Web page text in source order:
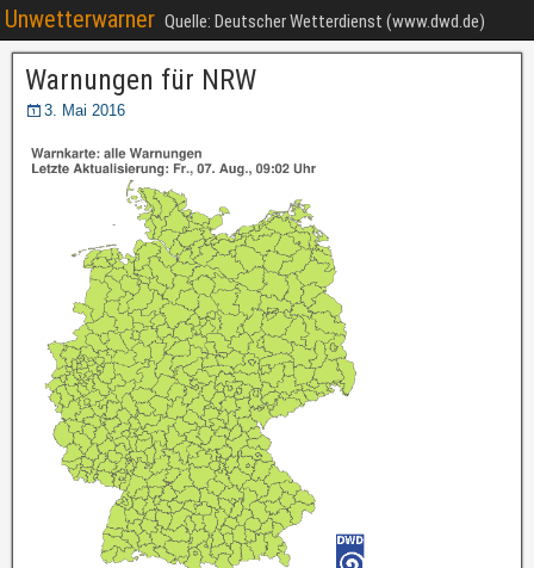
Unwetterwarner Quelle: Deutscher Wetterdienst (www.dwd.de)
Warnungen für NRW
3. Mai 2016